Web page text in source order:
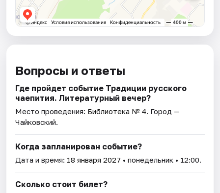
Вопросы и ответы
Где пройдет событие Традиции русского
чаепития. Литературный вечер?
Место проведения: Библиотека № 4. Город —
Чайковский.
Когда запланирован событие?
Дата и время: 18 января 2027 • понедельник • 12:00.
Сколько стоит билет?